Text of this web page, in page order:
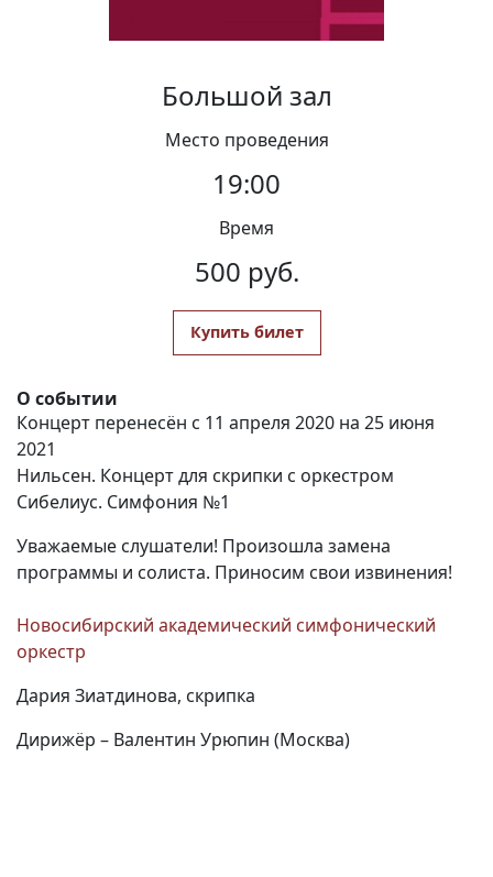
Большой зал
Место проведения
19:00
Время
500 руб.
Купить билет
О событии
Концерт перенесён c 11 апреля 2020 на 25 июня
2021
Нильсен. Концерт для скрипки с оркестром
Сибелиус. Симфония №1
Уважаемые слушатели! Произошла замена
программы и солиста. Приносим свои извинения!
Новосибирский академический симфонический
оркестр
Дария Зиатдинова, скрипка
Дирижёр – Валентин Урюпин (Москва)